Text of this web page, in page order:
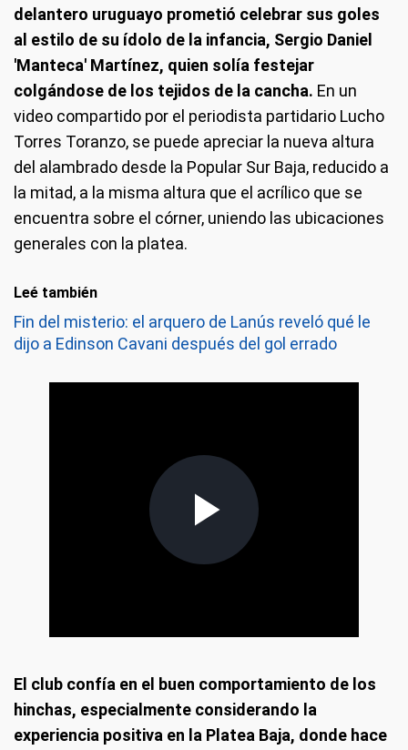
delantero uruguayo prometió celebrar sus goles
al estilo de su ídolo de la infancia, Sergio Daniel
'Manteca' Martínez, quien solía festejar
colgándose de los tejidos de la cancha. En un
video compartido por el periodista partidario Lucho
Torres Toranzo, se puede apreciar la nueva altura
del alambrado desde la Popular Sur Baja, reducido a
la mitad, a la misma altura que el acrílico que se
encuentra sobre el córner, uniendo las ubicaciones
generales con la platea.
Leé también
Fin del misterio: el arquero de Lanús reveló qué le
dijo a Edinson Cavani después del gol errado
El club confía en el buen comportamiento de los
hinchas, especialmente considerando la
experiencia positiva en la Platea Baja, donde hace